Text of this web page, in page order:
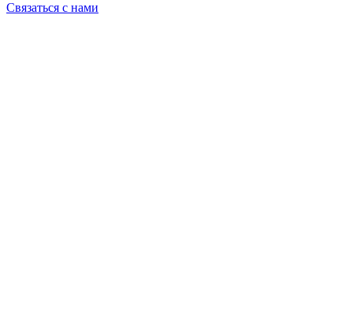
Связаться с нами